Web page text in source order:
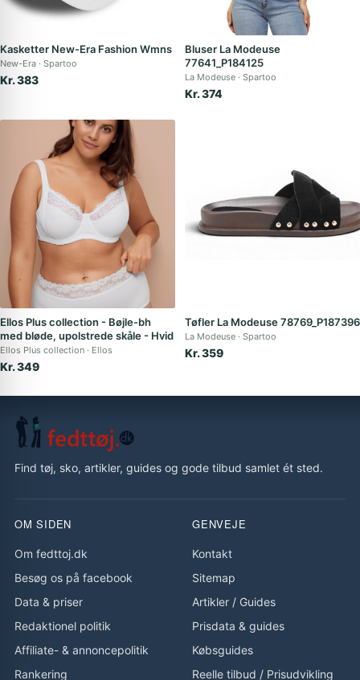
Kasketter New-Era Fashion Wmns
New-Era Spartoo
Kr. 383
Bluser La Modeuse
77641_P184125
La Modeuse Spartoo
Kr. 374
Ellos Plus collection - Bøjle-bh
med bløde, upolstrede skåle - Hvid
Ellos Plus collection Ellos
Kr. 349
Tøfler La Modeuse 78769_P187396
La Modeuse Spartoo
Kr. 359
Find tøj, sko, artikler, guides og gode tilbud samlet ét sted.
OM SIDEN
Om fedttoj.dk
Besøg os på facebook
Data & priser
Redaktionel politik
Affiliate- & annoncepolitik
Rankering
GENVEJE
Kontakt
Sitemap
Artikler / Guides
Prisdata & guides
Købsguides
Reelle tilbud / Prisudvikling